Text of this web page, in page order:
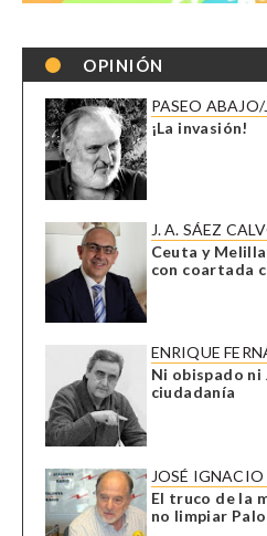
OPINIÓN
PASEO
¡La invasión!
J. A. SÁEZ
Ceuta y
con coartada
ENRIQUE
Ni obispado ni
ciudadanía
JOSÉ
El truco de la
no limpiar